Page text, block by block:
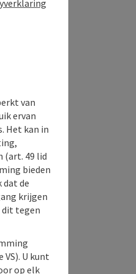
van
ervan
Het kan in
(art. 49 lid
bieden
dat de
krijgen
dit tegen
U kunt
op elk